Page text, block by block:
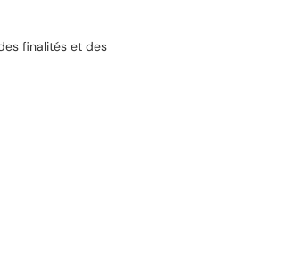
finalités et des